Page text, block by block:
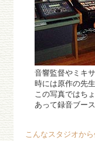
音響監督やミキサ
時には原作の先生
この写真ではちょ
あって録音ブース
こんなスタジオか